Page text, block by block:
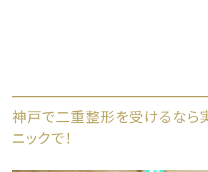
神戸で二重整形を受けるなら
ニックで！